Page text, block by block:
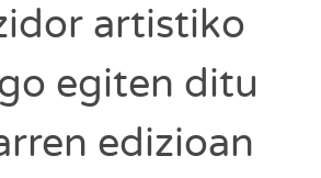
artistiko
egiten ditu
edizioan